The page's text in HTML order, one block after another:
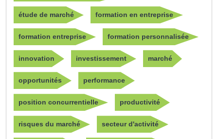
étude de marché formation en entreprise
formation entreprise formation personnalisée
innovation investissement marché
opportunités performance
position concurrentielle productivité
risques du marché secteur d'activité